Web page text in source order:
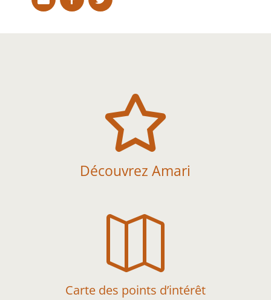

Découvrez Amari

Carte des points d’intérêt